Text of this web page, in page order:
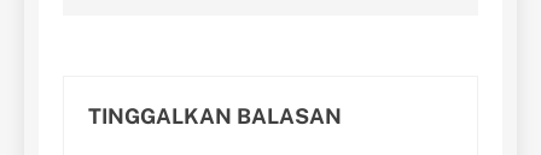
TINGGALKAN BALASAN